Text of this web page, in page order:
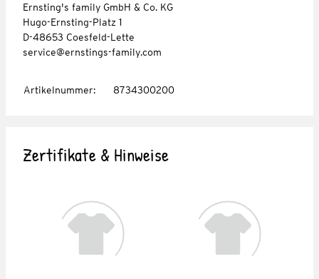
Ernsting's family GmbH & Co. KG
Hugo-Ernsting-Platz 1
D-48653 Coesfeld-Lette
service@ernstings-family.com
Artikelnummer: 8734300200
Zertifikate & Hinweise